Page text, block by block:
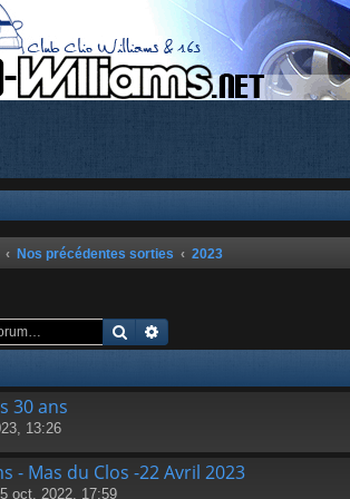
Nos précédentes sorties 2023
Rechercher
30 ans
13:26
- Mas du Clos -22 Avril 2023
oct. 2022, 17:59